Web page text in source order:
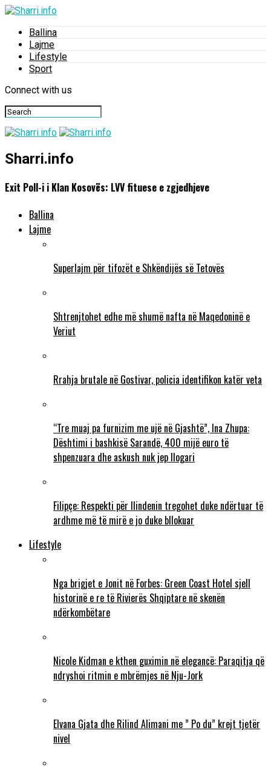
Ballina
Lajme
Lifestyle
Sport
Connect with us
Sharri.info
Exit Poll-i i Klan Kosovës: LVV fituese e zgjedhjeve
Ballina
Lajme
Superlajm për tifozët e Shkëndijës së Tetovës
Shtrenjtohet edhe më shumë nafta në Maqedoninë e
Veriut
Rrahja brutale në Gostivar, policia identifikon katër veta
“Tre muaj pa furnizim me ujë në Gjashtë”, Ina Zhupa:
Dështimi i bashkisë Sarandë, 400 mijë euro të
shpenzuara dhe askush nuk jep llogari
Filipçe: Respekti për Ilindenin tregohet duke ndërtuar të
ardhme më të mirë e jo duke bllokuar
Lifestyle
Nga brigjet e Jonit në Forbes: Green Coast Hotel sjell
historinë e re të Rivierës Shqiptare në skenën
ndërkombëtare
Nicole Kidman e kthen guximin në elegancë: Paraqitja që
ndryshoi ritmin e mbrëmjes në Nju-Jork
Elvana Gjata dhe Rilind Alimani me ” Po du” krejt tjetër
nivel